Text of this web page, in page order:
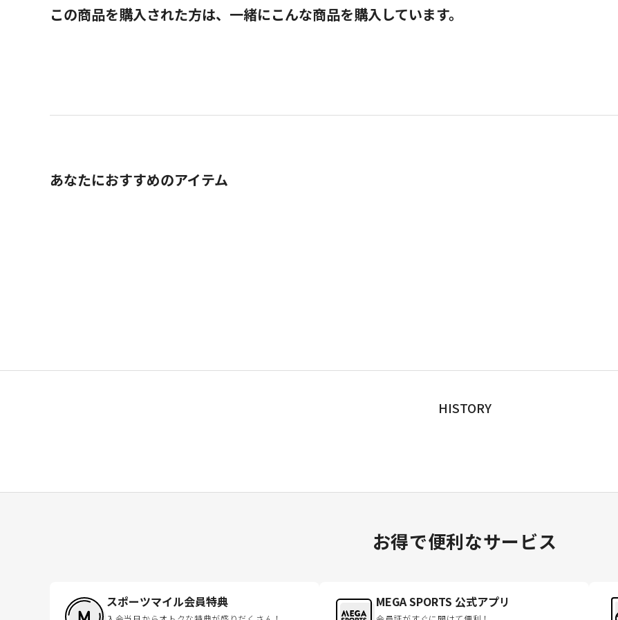
この商品を購入された方は、一緒にこんな商品を購入しています。
あなたにおすすめのアイテム
HISTORY
お得で便利なサービス
スポーツマイル会員特典 MEGA SPORTS 公式アプリ